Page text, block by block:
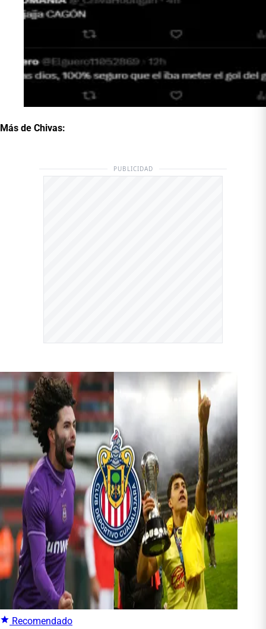
Más de Chivas:
PUBLICIDAD
Recomendado